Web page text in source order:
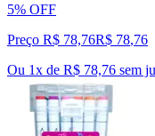
5% OFF
Preço R$ 78,76R$ 78,76
Ou 1x de R$ 78,76 sem